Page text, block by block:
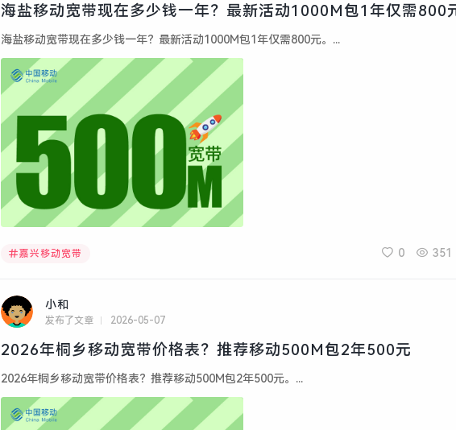
海盐移动宽带现在多少钱一年？最新活动1000M包1年仅需800
海盐移动宽带现在多少钱一年？最新活动1000M包1年仅需800元。...
嘉兴移动宽带 0 351
小和
发布了文章 2026-05-07
2026年桐乡移动宽带价格表？推荐移动500M包2年500元
2026年桐乡移动宽带价格表？推荐移动500M包2年500元。...